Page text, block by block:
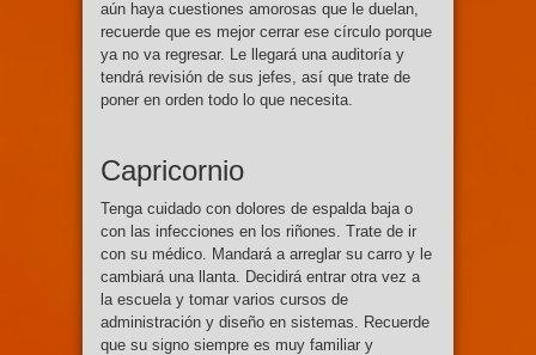
aún haya cuestiones amorosas que le duelan,
recuerde que es mejor cerrar ese círculo porque
ya no va regresar. Le llegará una auditoría y
tendrá revisión de sus jefes, así que trate de
poner en orden todo lo que necesita.
Capricornio
Tenga cuidado con dolores de espalda baja o
con las infecciones en los riñones. Trate de ir
con su médico. Mandará a arreglar su carro y le
cambiará una llanta. Decidirá entrar otra vez a
la escuela y tomar varios cursos de
administración y diseño en sistemas. Recuerde
que su signo siempre es muy familiar y